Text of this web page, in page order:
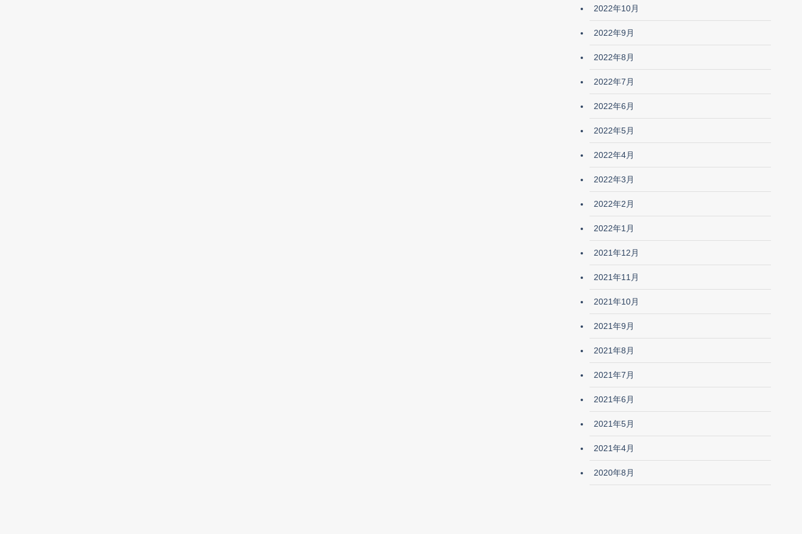
2022年10月
2022年9月
2022年8月
2022年7月
2022年6月
2022年5月
2022年4月
2022年3月
2022年2月
2022年1月
2021年12月
2021年11月
2021年10月
2021年9月
2021年8月
2021年7月
2021年6月
2021年5月
2021年4月
2020年8月